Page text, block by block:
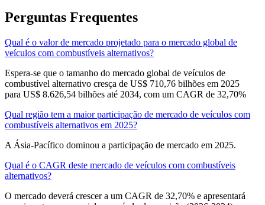
Perguntas Frequentes
Qual é o valor de mercado projetado para o mercado global de
veículos com combustíveis alternativos?
Espera-se que o tamanho do mercado global de veículos de
combustível alternativo cresça de US$ 710,76 bilhões em 2025
para US$ 8.626,54 bilhões até 2034, com um CAGR de 32,70%
Qual região tem a maior participação de mercado de veículos com
combustíveis alternativos em 2025?
A Ásia-Pacífico dominou a participação de mercado em 2025.
Qual é o CAGR deste mercado de veículos com combustíveis
alternativos?
O mercado deverá crescer a um CAGR de 32,70% e apresentará